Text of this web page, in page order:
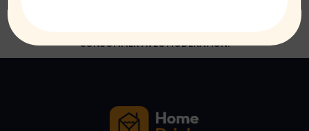
CONSOMMER AVEC MODÉRATION.